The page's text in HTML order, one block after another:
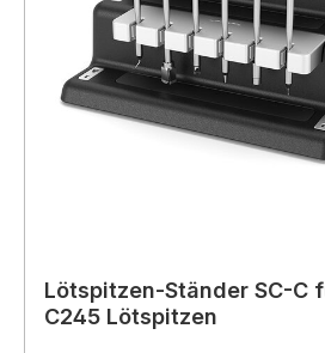
Lötspitzen-Ständer SC-C
C245 Lötspitzen